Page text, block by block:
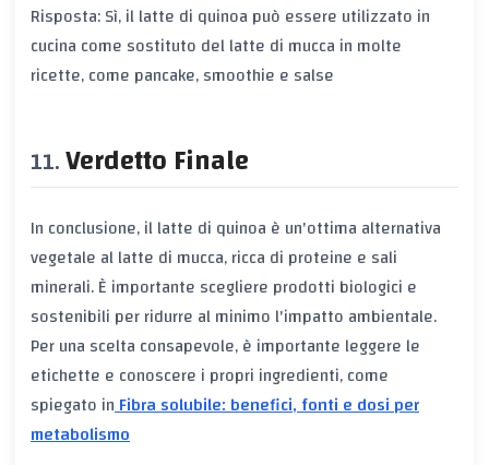
Risposta: Sì, il latte di quinoa può essere utilizzato in
cucina come sostituto del latte di mucca in molte
ricette, come pancake, smoothie e salse
Verdetto Finale
In conclusione, il latte di quinoa è un'ottima alternativa
vegetale al latte di mucca, ricca di proteine e sali
minerali. È importante scegliere prodotti biologici e
sostenibili per ridurre al minimo l'impatto ambientale.
Per una scelta consapevole, è importante leggere le
etichette e conoscere i propri ingredienti, come
spiegato inFibra solubile: benefici, fonti e dosi per
metabolismo